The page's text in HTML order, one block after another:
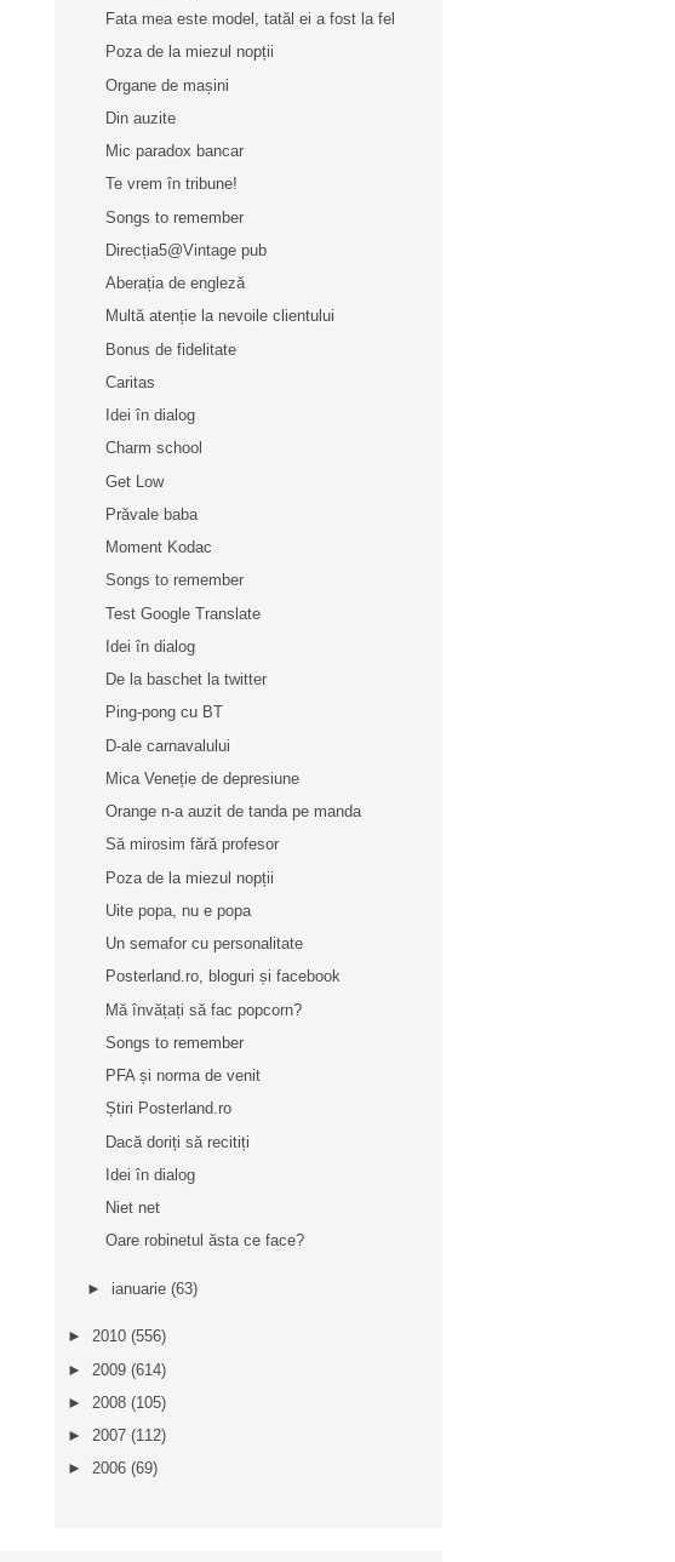
Fata mea este model, tatăl ei a fost la fel
Poza de la miezul nopții
Organe de mașini
Din auzite
Mic paradox bancar
Te vrem în tribune!
Songs to remember
Direcția5@Vintage pub
Aberația de engleză
Multă atenție la nevoile clientului
Bonus de fidelitate
Caritas
Idei în dialog
Charm school
Get Low
Prăvale baba
Moment Kodac
Songs to remember
Test Google Translate
Idei în dialog
De la baschet la twitter
Ping-pong cu BT
D-ale carnavalului
Mica Veneție de depresiune
Orange n-a auzit de tanda pe manda
Să mirosim fără profesor
Poza de la miezul nopții
Uite popa, nu e popa
Un semafor cu personalitate
Posterland.ro, bloguri și facebook
Mă învățați să fac popcorn?
Songs to remember
PFA și norma de venit
Știri Posterland.ro
Dacă doriți să recitiți
Idei în dialog
Niet net
Oare robinetul ăsta ce face?
► ianuarie (63)
► 2010 (556)
► 2009 (614)
► 2008 (105)
► 2007 (112)
► 2006 (69)